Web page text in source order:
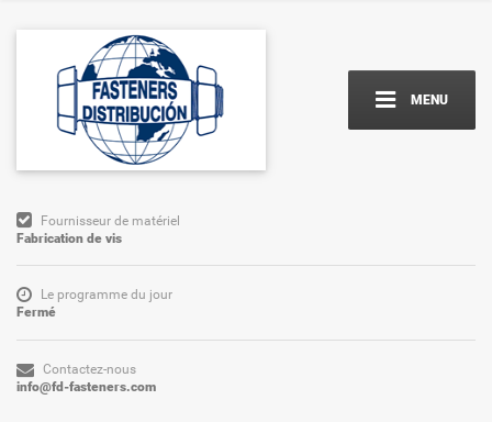
MENU
Fournisseur de matériel
Fabrication de vis
Le programme du jour
Fermé
Contactez-nous
info@fd-fasteners.com